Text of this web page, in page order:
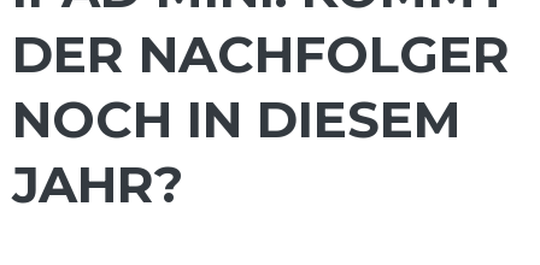
DER NACHFOLGER
NOCH IN DIESEM
JAHR?